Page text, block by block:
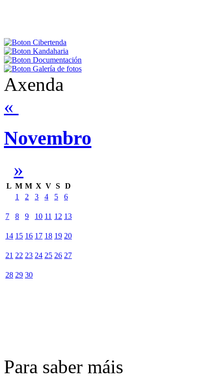
Axenda
«
Novembro
»
L M M X V S D
1
2 3 4 5 6
7 8 9 10 11 12 13
14 15 16 17 18 19 20
21 22 23 24 25 26 27
28 29 30
Para saber máis